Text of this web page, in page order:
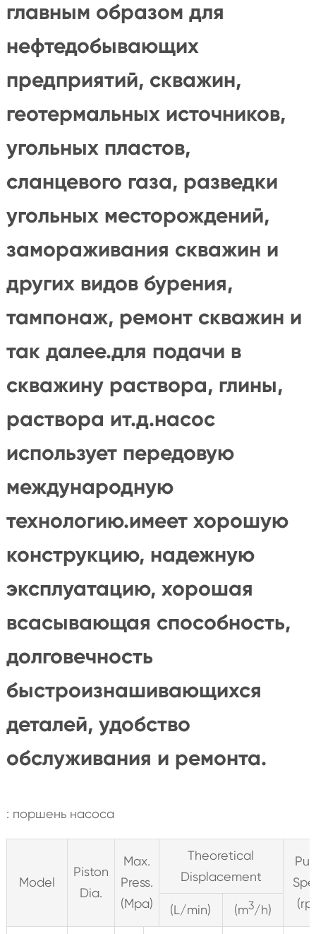
главным образом для
нефтедобывающих
предприятий, скважин,
геотермальных источников,
угольных пластов,
сланцевого газа, разведки
угольных месторождений,
замораживания скважин и
других видов бурения,
тампонаж, ремонт скважин и
так далее.для подачи в
скважину раствора, глины,
раствора ит.д.насос
использует передовую
международную
технологию.имеет хорошую
конструкцию, надежную
эксплуатацию, хорошая
всасывающая способность,
долговечность
быстроизнашивающихся
деталей, удобство
обслуживания и ремонта.
: поршень насоса
Model
Piston
Dia.
Max.
Press.
(Mpa)
Theoretical
Displacement
(L/min) (m3/h)